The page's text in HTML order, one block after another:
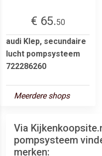
€ 65.50
audi Klep, secundaire
lucht pompsysteem
722286260
Meerdere shops
Via
pompsysteem
merken: